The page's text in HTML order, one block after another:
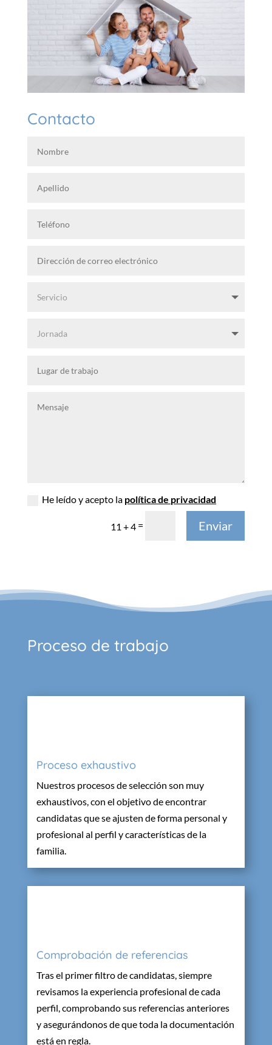
Contacto
He leído y acepto la política de privacidad
11 + 4 = Enviar
Proceso de trabajo
Proceso exhaustivo
Nuestros procesos de selección son muy
exhaustivos, con el objetivo de encontrar
candidatas que se ajusten de forma personal y
profesional al perfil y características de la
familia.
Comprobación de referencias
Tras el primer filtro de candidatas, siempre
revisamos la experiencia profesional de cada
perfil, comprobando sus referencias anteriores
y asegurándonos de que toda la documentación
está en regla.